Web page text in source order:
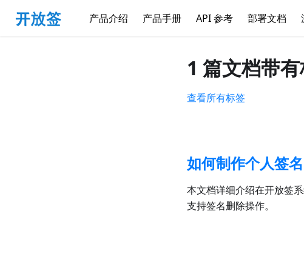
产品介绍 产品手册 API 参考 部署文档
1 篇文档带
查看所有标签
如何制作个人签名
本文档详细介绍在开放签
支持签名删除操作。